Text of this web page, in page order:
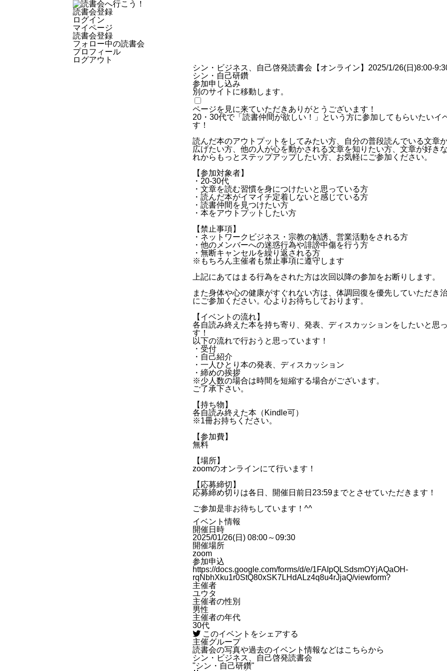
読書会登録
ログイン
マイページ
読書会登録
フォロー中の読書会
プロフィール
ログアウト
シン・ビジネス、自己啓発読書会【オンライン】2025/1/26(日)8:00-
シン・自己研鑽
参加申し込み
別のサイトに移動します。
ページを見に来ていただきありがとうございます！
20・30代で「読書仲間が欲しい！」という方に参加してもらいたいイ
す！
読んだ本のアウトプットをしてみたい方、自分の普段読んでいる文章
広げたい方、他の人が心を動かされる文章を知りたい方、文章が好き
れからもっとステップアップしたい方、お気軽にご参加ください。
【参加対象者】
・20-30代
・文章を読む習慣を身につけたいと思っている方
・読んだ本がイマイチ定着しないと感じている方
・読書仲間を見つけたい方
・本をアウトプットしたい方
【禁止事項】
・ネットワークビジネス・宗教の勧誘、営業活動をされる方
・他のメンバーへの迷惑行為や誹謗中傷を行う方
・無断キャンセルを繰り返される方
※もちろん主催者も禁止事項に遵守します
上記にあてはまる行為をされた方は次回以降の参加をお断りします。
また身体や心の健康がすぐれない方は、体調回復を優先していただき
にご参加ください。心よりお待ちしております。
【イベントの流れ】
各自読み終えた本を持ち寄り、発表、ディスカッションをしたいと思
す！
以下の流れで行おうと思っています！
・受付
・自己紹介
・一人ひとり本の発表、ディスカッション
・締めの挨拶
※少人数の場合は時間を短縮する場合がございます。
ご了承下さい。
【持ち物】
各自読み終えた本（Kindle可）
※1冊お持ちください。
【参加費】
無料
【場所】
zoomのオンラインにて行います！
【応募締切】
応募締め切りは各日、開催日前日23:59までとさせていただきます！
ご参加是非お待ちしています！^^
イベント情報
開催日時
2025/01/26(日) 08:00～09:30
開催場所
zoom
参加申込
https://docs.google.com/forms/d/e/1FAIpQLSdsmOYjAQaOH-
rqNbhXku1r0StQ80xSK7LHdALz4q8u4rJjaQ/viewform?
主催者
ユウタ
主催者の性別
男性
主催者の年代
30代
このイベントをシェアする
主催グループ
読書会の写真や過去のイベント情報などはこちらから
シン・ビジネス、自己啓発読書会
"シン・自己研鑽"